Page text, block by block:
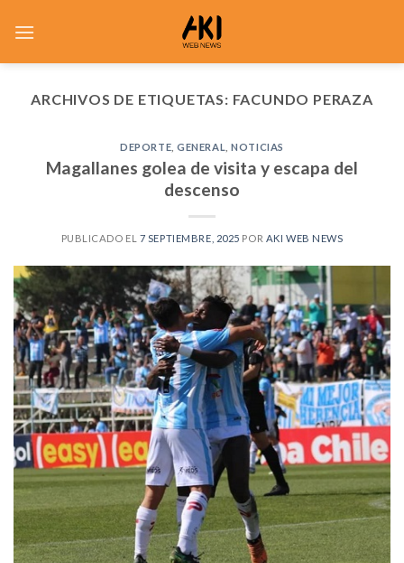
ARCHIVOS DE ETIQUETAS: FACUNDO PERAZA
DEPORTE ,GENERAL ,NOTICIAS
Magallanes golea de visita y escapa del
descenso
PUBLICADO EL 7 SEPTIEMBRE, 2025 POR AKI WEB NEWS